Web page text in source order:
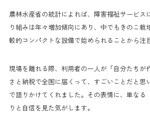
農林水産省の統計によれば、障害福祉サービス
り組みは年々増加傾向にあり、中でもきのこ栽
較的コンパクトな設備で始められることから注
現場を離れる際、利用者の一人が「自分たちが
さと納税で全国に届くって、すごいことだと思
で語りかけてくれました。その表情に、単なる
りと自信を見た気がします。